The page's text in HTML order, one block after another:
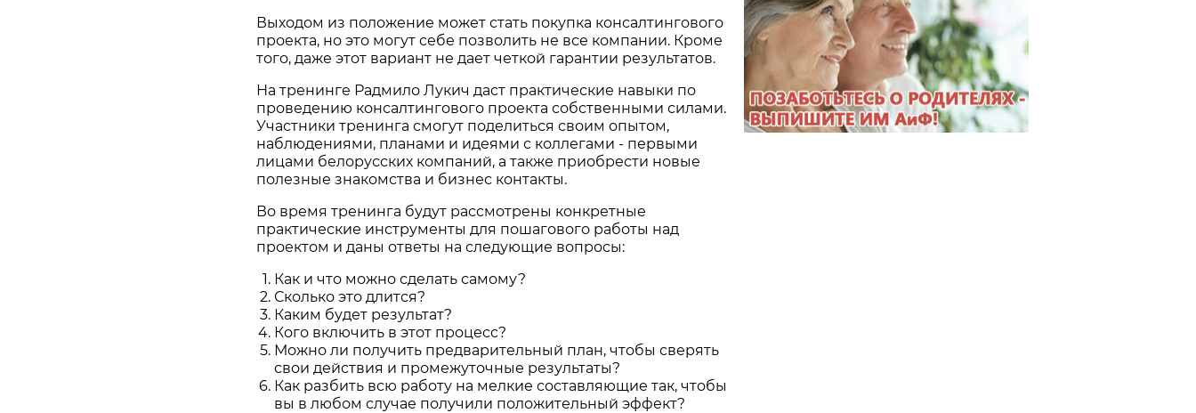
Выходом из положение может стать покупка консалтингового
проекта, но это могут себе позволить не все компании. Кроме
того, даже этот вариант не дает четкой гарантии результатов.
На тренинге Радмило Лукич даст практические навыки по
проведению консалтингового проекта собственными силами.
Участники тренинга смогут поделиться своим опытом,
наблюдениями, планами и идеями с коллегами - первыми
лицами белорусских компаний, а также приобрести новые
полезные знакомства и бизнес контакты.
Во время тренинга будут рассмотрены конкретные
практические инструменты для пошагового работы над
проектом и даны ответы на следующие вопросы:
Как и что можно сделать самому?
Сколько это длится?
Каким будет результат?
Кого включить в этот процесс?
Можно ли получить предварительный план, чтобы сверять
свои действия и промежуточные результаты?
Как разбить всю работу на мелкие составляющие так, чтобы
вы в любом случае получили положительный эффект?